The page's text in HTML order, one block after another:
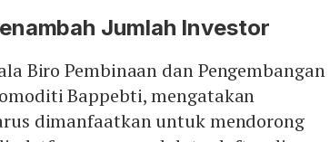
Jumlah Investor
Biro Pembinaan dan Pengembangan
Bappebti, mengatakan
dimanfaatkan untuk mendorong